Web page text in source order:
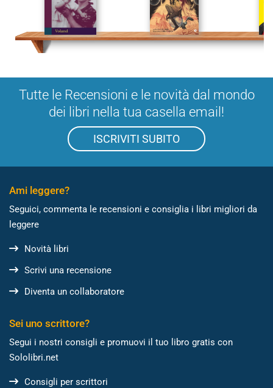
Tutte le Recensioni e le novità dal mondo
dei libri nella tua casella email!
ISCRIVITI SUBITO
Ami leggere?
Seguici, commenta le recensioni e consiglia i libri migliori da
leggere
Novità libri
Scrivi una recensione
Diventa un collaboratore
Sei uno scrittore?
Segui i nostri consigli e promuovi il tuo libro gratis con
Sololibri.net
Consigli per scrittori